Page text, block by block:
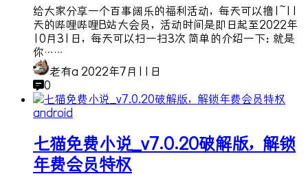
给大家分享一个百事阔乐的福利活动，每天可以撸1~11
天的哔哩哔哩B站大会员，活动时间是即日起至2022年
10月31日，每天可以扫一扫3次 简单的介绍一下：就是
你……
老有a 2022年7月11日
0
android
七猫免费小说_v7.0.20破解版，解锁
年费会员特权